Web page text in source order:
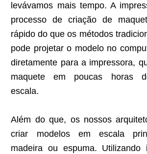
levávamos mais tempo. A
processo de criação de
rápido do que os métodos
pode projetar o modelo no
diretamente para a impressora,
maquete em poucas horas
escala.
Além do que, os nossos
criar modelos em escala
madeira ou espuma. Utilizando